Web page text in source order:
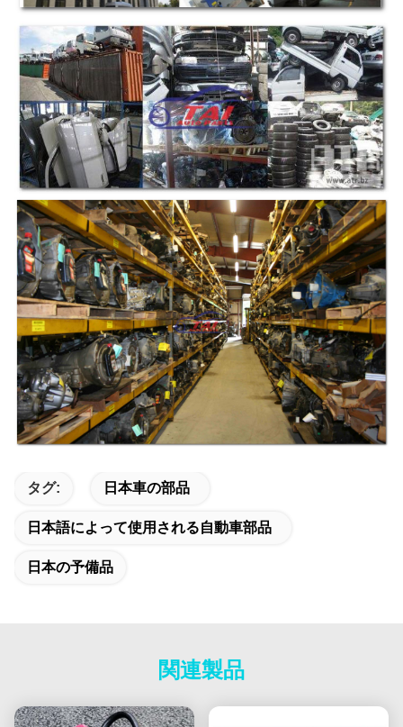
タグ: 日本車の部品
日本語によって使用される自動車部品
日本の予備品
関連製品